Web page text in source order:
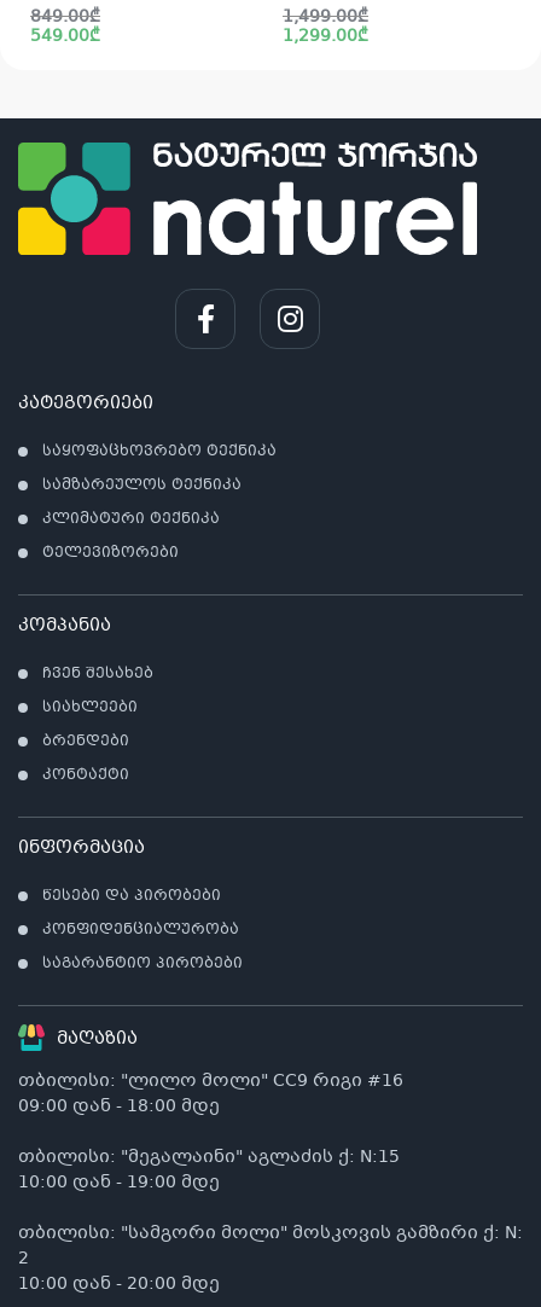
849.00₾
Original
price
was:
549.00₾
Current
price
is:
1,499.00₾
Original
price
was:
1,299.00₾
Current
price
is:
კატეგორიები
საყოფაცხოვრებო ტექნიკა
სამზარეულოს ტექნიკა
კლიმატური ტექნიკა
ტელევიზორები
კომპანია
ჩვენ შესახებ
სიახლეები
ბრენდები
კონტაქტი
ინფორმაცია
წესები და პირობები
კონფიდენციალურობა
საგარანტიო პირობები
მაღაზია
თბილისი: "ლილო მოლი" CC9 რიგი #16
09:00 დან - 18:00 მდე
თბილისი: "მეგალაინი" აგლაძის ქ: N:15
10:00 დან - 19:00 მდე
თბილისი: "სამგორი მოლი" მოსკოვის გამზირი ქ: N:
2
10:00 დან - 20:00 მდე